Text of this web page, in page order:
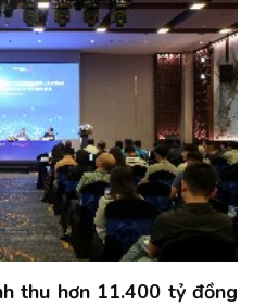
thu hơn 11.400 tỷ đồng